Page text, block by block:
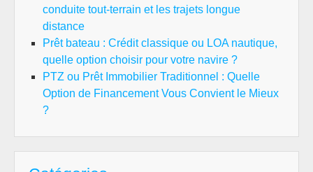
conduite tout-terrain et les trajets longue
distance
Prêt bateau : Crédit classique ou LOA nautique,
quelle option choisir pour votre navire ?
PTZ ou Prêt Immobilier Traditionnel : Quelle
Option de Financement Vous Convient le Mieux
?